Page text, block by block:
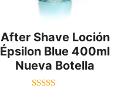
After Shave Loción
Épsilon Blue 400ml
Nueva Botella